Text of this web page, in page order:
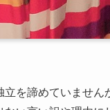
立を諦めていません